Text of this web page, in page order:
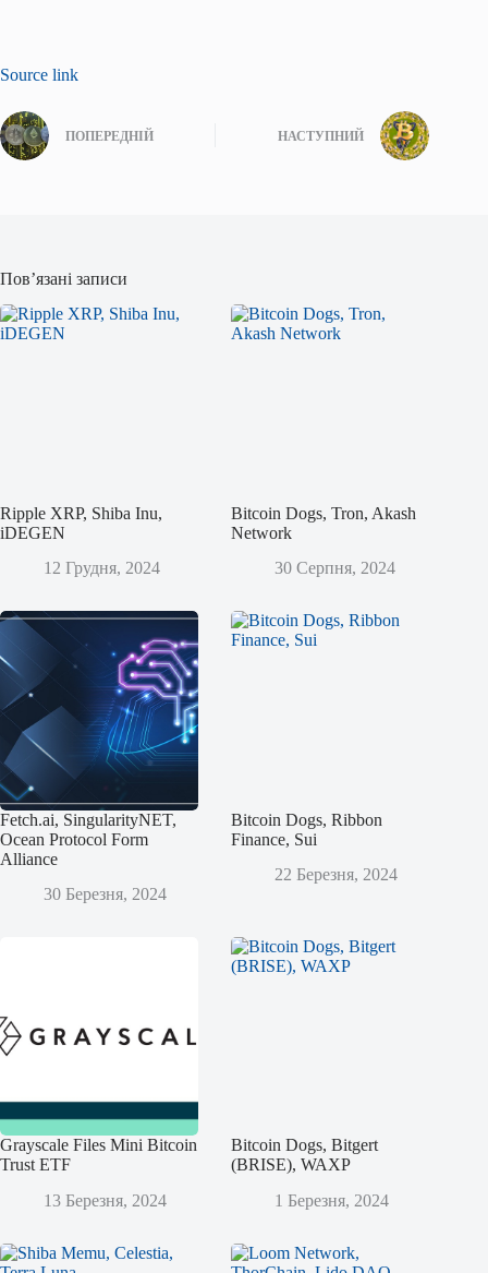
Source link
ПОПЕРЕДНІЙ НАСТУПНИЙ
Пов’язані записи
Ripple XRP, Shiba Inu,
iDEGEN
12 Грудня, 2024
Bitcoin Dogs, Tron, Akash
Network
30 Серпня, 2024
Fetch.ai, SingularityNET,
Ocean Protocol Form
Alliance
30 Березня, 2024
Bitcoin Dogs, Ribbon
Finance, Sui
22 Березня, 2024
Grayscale Files Mini Bitcoin
Trust ETF
13 Березня, 2024
Bitcoin Dogs, Bitgert
(BRISE), WAXP
1 Березня, 2024